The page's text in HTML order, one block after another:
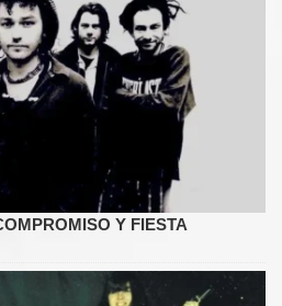
Y FIESTA